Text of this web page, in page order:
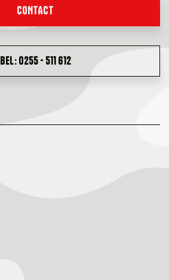
CONTACT
BEL: 0255 - 511 612